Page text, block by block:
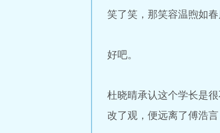
笑了笑，那笑容温煦如春
好吧。
杜晓晴承认这个学长是
改了观，便远离了傅浩